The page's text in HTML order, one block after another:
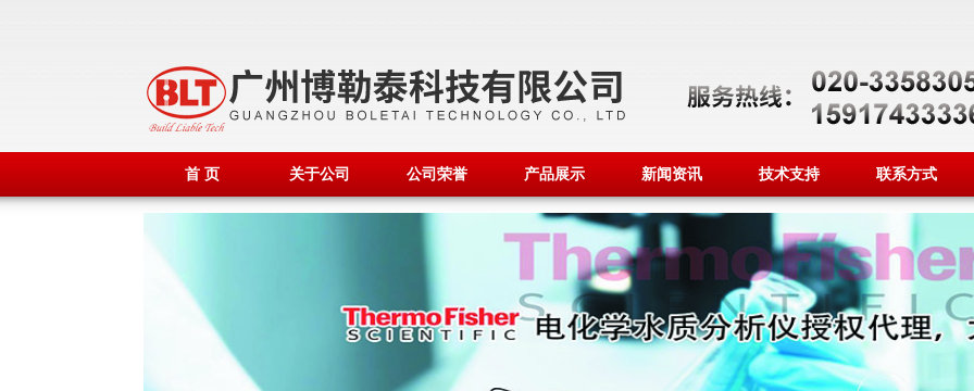
首 页 关于公司 公司荣誉 产品展示 新闻资讯 技术支持 联系方式